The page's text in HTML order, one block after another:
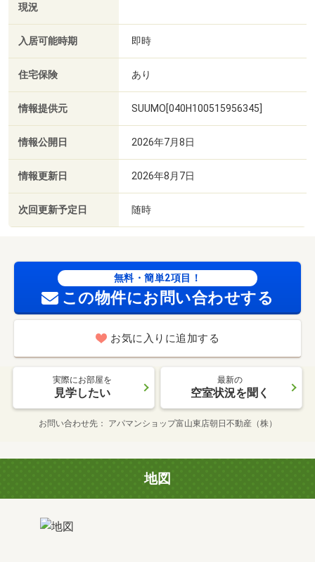
現況
入居可能時期 即時
住宅保険 あり
情報提供元 SUUMO[040H100515956345]
情報公開日 2026年7月8日
情報更新日 2026年8月7日
次回更新予定日 随時
無料・簡単2項目！
この物件にお問い合わせする
お気に入りに追加する
実際にお部屋を
見学したい
最新の
空室状況を聞く
お問い合わせ先 アパマンショップ富山東店朝日不動産（株）
地図